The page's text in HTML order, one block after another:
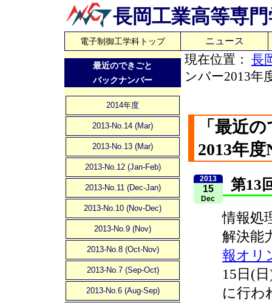
長岡工業高等専
電子制御工学科トップ
最近のできごと
バックナンバー
2014年度
2013-No.14 (Mar)
2013-No.13 (Mar)
2013-No.12 (Jan-Feb)
2013-No.11 (Dec-Jan)
2013-No.10 (Nov-Dec)
2013-No.9 (Nov)
2013-No.8 (Oct-Nov)
2013-No.7 (Sep-Oct)
2013-No.6 (Aug-Sep)
ニュース
現在位置： 長
ンバー2013年
「最近
2013年度
2013
15
Dec
第13
情報処
解決能
報オリ
15日(
に行わ